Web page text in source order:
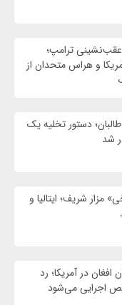
عقب‌نشینی ترامپ؛
و هراس متحدان از
دستور تخلیه یک
شد
مزار شریف؛ ایتالیا و
افغان در آمریکا؛ رد
اجرایی می‌شود